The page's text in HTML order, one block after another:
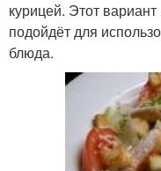
курицей. Этот
подойдёт для
блюда.